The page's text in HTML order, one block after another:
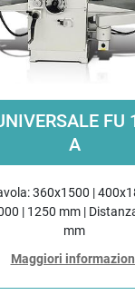
A
360x1500 |
| 1250 mm |
mm
Maggiori